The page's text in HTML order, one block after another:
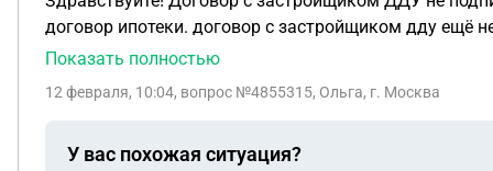
договор ипотеки. договор с застройщиком дду ещё не подписан. Договора указаны одной датой, кредитный подписан, а дду ещё нет. Деньги переведены на
сервис безопасных расчетов. Хочу расторгнуть
Показать полностью
12 февраля, 10:04, вопрос №4855315, Ольга, г. Москва
У вас похожая ситуация?